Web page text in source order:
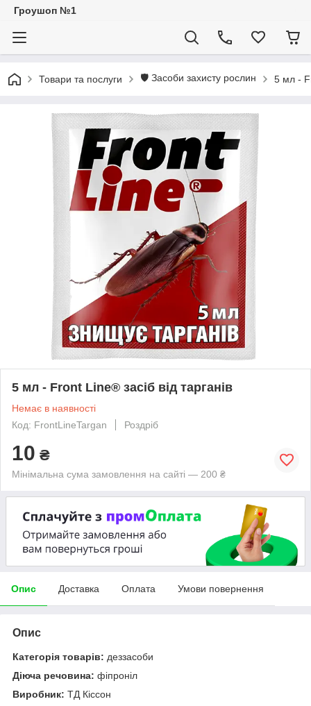
Гроушоп №1
Товари та послуги 🛡 Засоби захисту рослин 5 мл -
5 мл - Front Line® засіб від тарганів
Немає в наявності
Код: FrontLineTargan
Роздріб
10 ₴
Мінімальна сума замовлення на сайті — 200 ₴
Опис Доставка Оплата Умови повернення
Опис
Категорія товарів: деззасоби
Діюча речовина: фіпроніл
Виробник: ТД Кіссон